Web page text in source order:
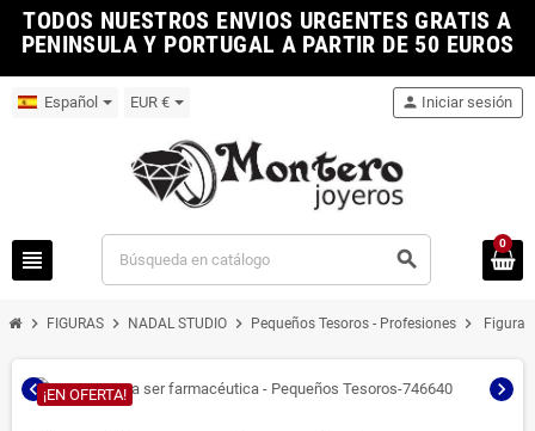
TODOS NUESTROS ENVIOS URGENTES GRATIS A
PENINSULA Y PORTUGAL A PARTIR DE 50 EUROS
Español EUR €
view_headline search
person Iniciar sesión
0
chevron_right FIGURAS chevron_right NADAL STUDIO chevron_right Pequeños Tesoros - Profesiones chevron_right Figura
chevron_left chevron_right
¡EN OFERTA!